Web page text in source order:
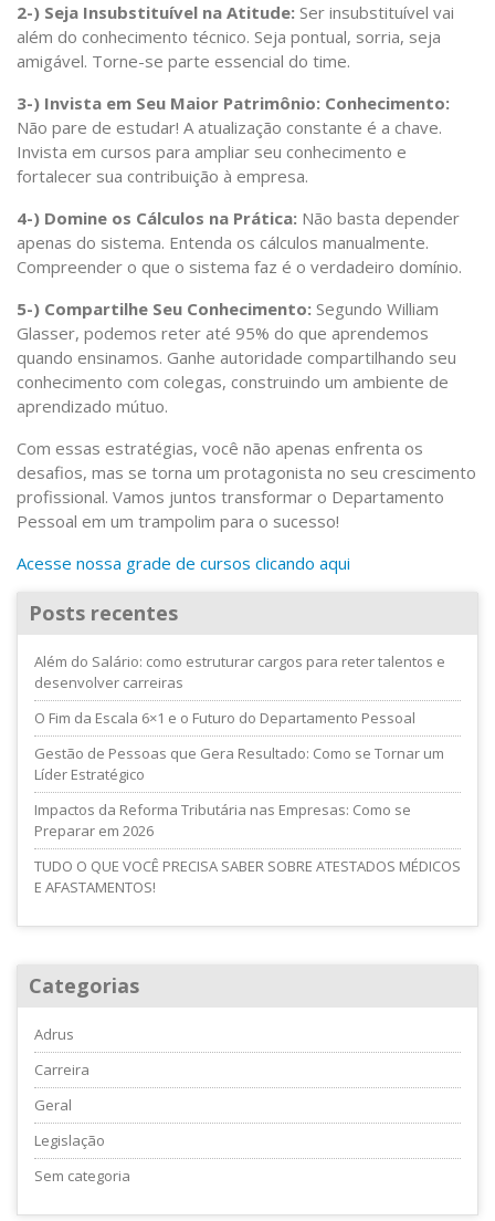
2-) Seja Insubstituível na Atitude: Ser insubstituível vai
além do conhecimento técnico. Seja pontual, sorria, seja
amigável. Torne-se parte essencial do time.
3-) Invista em Seu Maior Patrimônio: Conhecimento:
Não pare de estudar! A atualização constante é a chave.
Invista em cursos para ampliar seu conhecimento e
fortalecer sua contribuição à empresa.
4-) Domine os Cálculos na Prática: Não basta depender
apenas do sistema. Entenda os cálculos manualmente.
Compreender o que o sistema faz é o verdadeiro domínio.
5-) Compartilhe Seu Conhecimento: Segundo William
Glasser, podemos reter até 95% do que aprendemos
quando ensinamos. Ganhe autoridade compartilhando seu
conhecimento com colegas, construindo um ambiente de
aprendizado mútuo.
Com essas estratégias, você não apenas enfrenta os
desafios, mas se torna um protagonista no seu crescimento
profissional. Vamos juntos transformar o Departamento
Pessoal em um trampolim para o sucesso!
Acesse nossa grade de cursos clicando aqui
Posts recentes
Além do Salário: como estruturar cargos para reter talentos e
desenvolver carreiras
O Fim da Escala 6×1 e o Futuro do Departamento Pessoal
Gestão de Pessoas que Gera Resultado: Como se Tornar um
Líder Estratégico
Impactos da Reforma Tributária nas Empresas: Como se
Preparar em 2026
TUDO O QUE VOCÊ PRECISA SABER SOBRE ATESTADOS MÉDICOS
E AFASTAMENTOS!
Categorias
Adrus
Carreira
Geral
Legislação
Sem categoria